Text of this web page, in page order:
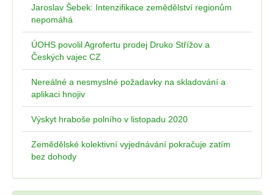
Jaroslav Šebek: Intenzifikace zemědělství regionům
nepomáhá
ÚOHS povolil Agrofertu prodej Druko Střížov a
Českých vajec CZ
Nereálné a nesmyslné požadavky na skladování a
aplikaci hnojiv
Výskyt hraboše polního v listopadu 2020
Zemědělské kolektivní vyjednávání pokračuje zatím
bez dohody